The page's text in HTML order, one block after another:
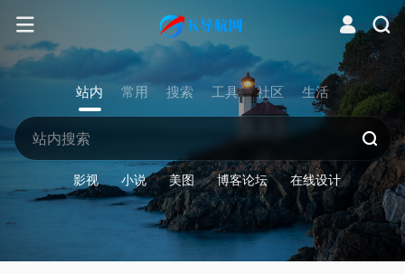
站内 常用 搜索 工具 社区 生活
影视 小说 美图 博客论坛 在线设计